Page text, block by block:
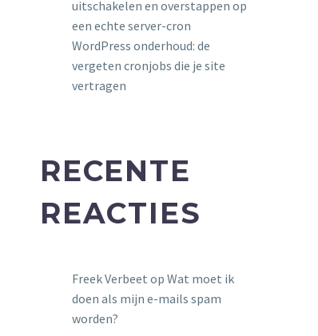
uitschakelen en overstappen op
een echte server-cron
WordPress onderhoud: de
vergeten cronjobs die je site
vertragen
RECENTE
REACTIES
Freek Verbeet op Wat moet ik
doen als mijn e-mails spam
worden?